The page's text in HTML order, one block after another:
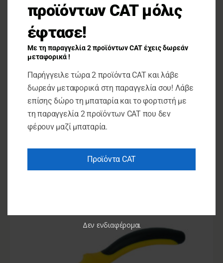
ΕΚΤΌΣ ΑΠΟΘΈΜΑΤΟΣ
Πενσοειδή
TOP MASTER ΠΕΝΣΑ Cr-V 160 MM 210111
€
προϊόντων CAT μόλις
έφτασε!
Με τη παραγγελία 2 προϊόντων CAT έχεις δωρεάν
μεταφορικά !
Παρήγγειλε τώρα 2 προϊόντα CAT και λάβε
δωρεάν μεταφορικά στη παραγγελία σου! Λάβε
επίσης δώρο τη μπαταρία και το φορτιστή με
τη παραγγελία 2 προϊόντων CAT που δεν
φέρουν μαζί μπαταρία.
Προϊόντα CAT
Δεν ενδιαφέρομαι